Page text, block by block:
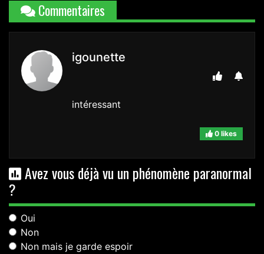
Commentaires
igounette
intéressant
0 likes
Avez vous déjà vu un phénomène paranormal
?
Oui
Non
Non mais je garde espoir